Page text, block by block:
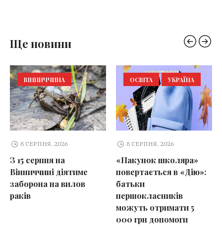
Ще новини
ВІННИЧЧИНА
8 СЕРПНЯ, 2026
З 15 серпня на
Вінниччині діятиме
заборона на вилов
раків
ОСВІТА УКРАЇНА
8 СЕРПНЯ, 2026
«Пакунок школяра»
повертається в «Дію»:
батьки
першокласників
можуть отримати 5
000 грн допомоги